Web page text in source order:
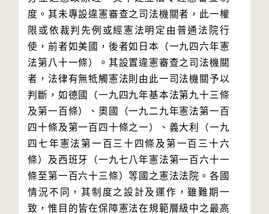
度。其未專設違憲審查之司法機關者，此一權
限或依裁判先例或經憲法明定由普通法院行
使，前者如美國，後者如日本（一九四六年憲
法第八十一條）。其設置違憲審查之司法機關
者，法律有無牴觸憲法則由此一司法機關予以
判斷，如德國（一九四九年基本法第九十三條
及第一百條）、奧國（一九二九年憲法第一百
四十條及第一百四十條之一）、義大利（一九
四七年憲法第一百三十四條及第一百三十六
條）及西班牙（一九七八年憲法第一百六十一
條至第一百六十三條）等國之憲法法院。各國
情況不同，其制度之設計及運作，雖難期一
致，惟目的皆在保障憲法在規範層級中之最高